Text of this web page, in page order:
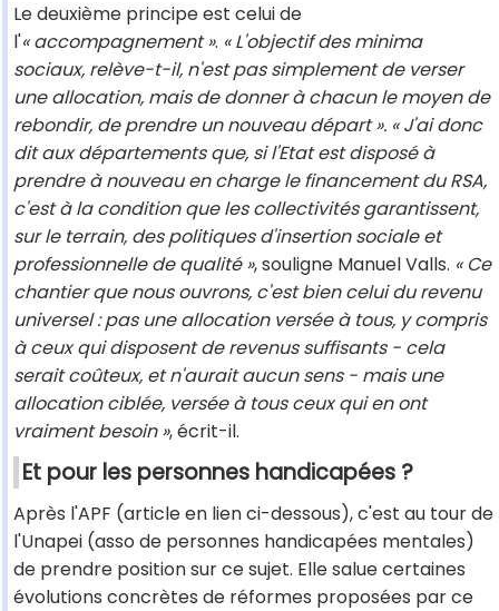
Le deuxième principe est celui de
l'« accompagnement ». « L'objectif des minima
sociaux, relève-t-il, n'est pas simplement de verser
une allocation, mais de donner à chacun le moyen de
rebondir, de prendre un nouveau départ ». « J'ai donc
dit aux départements que, si l'Etat est disposé à
prendre à nouveau en charge le financement du RSA,
c'est à la condition que les collectivités garantissent,
sur le terrain, des politiques d'insertion sociale et
professionnelle de qualité », souligne Manuel Valls. « Ce
chantier que nous ouvrons, c'est bien celui du revenu
universel : pas une allocation versée à tous, y compris
à ceux qui disposent de revenus suffisants - cela
serait coûteux, et n'aurait aucun sens - mais une
allocation ciblée, versée à tous ceux qui en ont
vraiment besoin », écrit-il.
Et pour les personnes handicapées ?
Après l'APF (article en lien ci-dessous), c'est au tour de
l'Unapei (asso de personnes handicapées mentales)
de prendre position sur ce sujet. Elle salue certaines
évolutions concrètes de réformes proposées par ce